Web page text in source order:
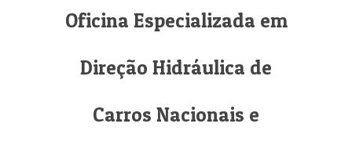
Oficina Especializada em
Direção Hidráulica de
Carros Nacionais e